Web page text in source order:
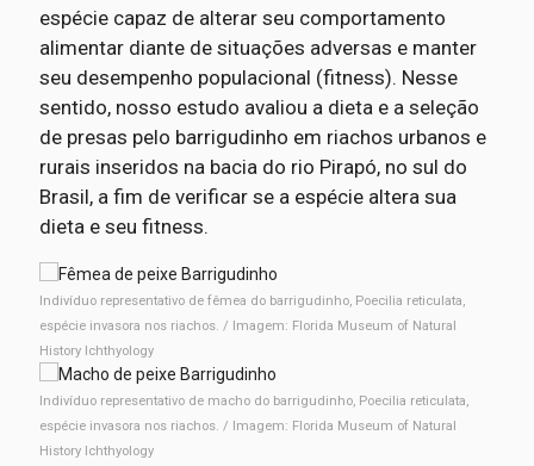
espécie capaz de alterar seu comportamento
alimentar diante de situações adversas e manter
seu desempenho populacional (fitness). Nesse
sentido, nosso estudo avaliou a dieta e a seleção
de presas pelo barrigudinho em riachos urbanos e
rurais inseridos na bacia do rio Pirapó, no sul do
Brasil, a fim de verificar se a espécie altera sua
dieta e seu fitness.
Indivíduo representativo de fêmea do barrigudinho, Poecilia reticulata,
espécie invasora nos riachos. / Imagem: Florida Museum of Natural
History Ichthyology
Indivíduo representativo de macho do barrigudinho, Poecilia reticulata,
espécie invasora nos riachos. / Imagem: Florida Museum of Natural
History Ichthyology